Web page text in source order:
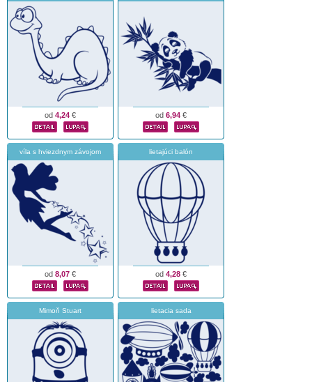
od 4,24 € od 6,94 €
víla s hviezdnym závojom
od 8,07 €
lietajúci balón
od 4,28 €
Mimoň Stuart lietacia sada